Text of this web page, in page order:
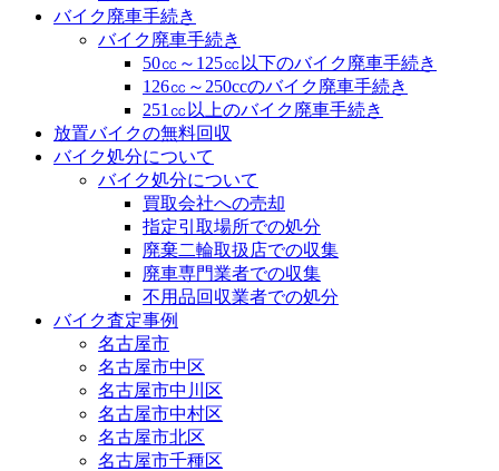
バイク廃車手続き
バイク廃車手続き
50㏄～125㏄以下のバイク廃車手続き
126㏄～250ccのバイク廃車手続き
251㏄以上のバイク廃車手続き
放置バイクの無料回収
バイク処分について
バイク処分について
買取会社への売却
指定引取場所での処分
廃棄二輪取扱店での収集
廃車専門業者での収集
不用品回収業者での処分
バイク査定事例
名古屋市
名古屋市中区
名古屋市中川区
名古屋市中村区
名古屋市北区
名古屋市千種区